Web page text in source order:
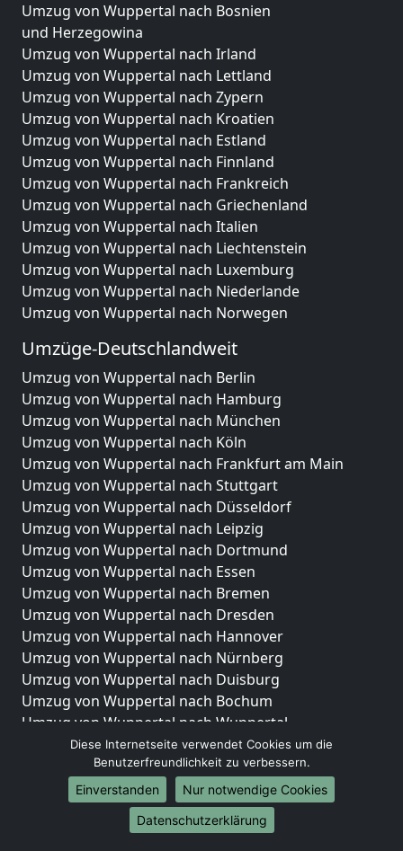
Umzug von Wuppertal nach Bosnien
und Herzegowina
Umzug von Wuppertal nach Irland
Umzug von Wuppertal nach Lettland
Umzug von Wuppertal nach Zypern
Umzug von Wuppertal nach Kroatien
Umzug von Wuppertal nach Estland
Umzug von Wuppertal nach Finnland
Umzug von Wuppertal nach Frankreich
Umzug von Wuppertal nach Griechenland
Umzug von Wuppertal nach Italien
Umzug von Wuppertal nach Liechtenstein
Umzug von Wuppertal nach Luxemburg
Umzug von Wuppertal nach Niederlande
Umzug von Wuppertal nach Norwegen
Umzüge-Deutschlandweit
Umzug von Wuppertal nach Berlin
Umzug von Wuppertal nach Hamburg
Umzug von Wuppertal nach München
Umzug von Wuppertal nach Köln
Umzug von Wuppertal nach Frankfurt am Main
Umzug von Wuppertal nach Stuttgart
Umzug von Wuppertal nach Düsseldorf
Umzug von Wuppertal nach Leipzig
Umzug von Wuppertal nach Dortmund
Umzug von Wuppertal nach Essen
Umzug von Wuppertal nach Bremen
Umzug von Wuppertal nach Dresden
Umzug von Wuppertal nach Hannover
Umzug von Wuppertal nach Nürnberg
Umzug von Wuppertal nach Duisburg
Umzug von Wuppertal nach Bochum
Umzug von Wuppertal nach Wuppertal
Umzug von Wuppertal nach Bielefeld
Umzug von Wuppertal nach Bonn
Umzug von Wuppertal nach Münster
Internationale-Umzüge
Diese Internetseite verwendet Cookies um die
Benutzerfreundlichkeit zu verbessern.
Einverstanden
Nur notwendige Cookies
Datenschutzerklärung